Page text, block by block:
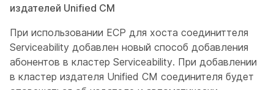
издателей Unified CM
При использовании ECP для хоста соединиттеля
Serviceability добавлен новый способ добавления
абонентов в кластер Serviceability. При добавлении
в кластер издателя Unified CM соединителя будет